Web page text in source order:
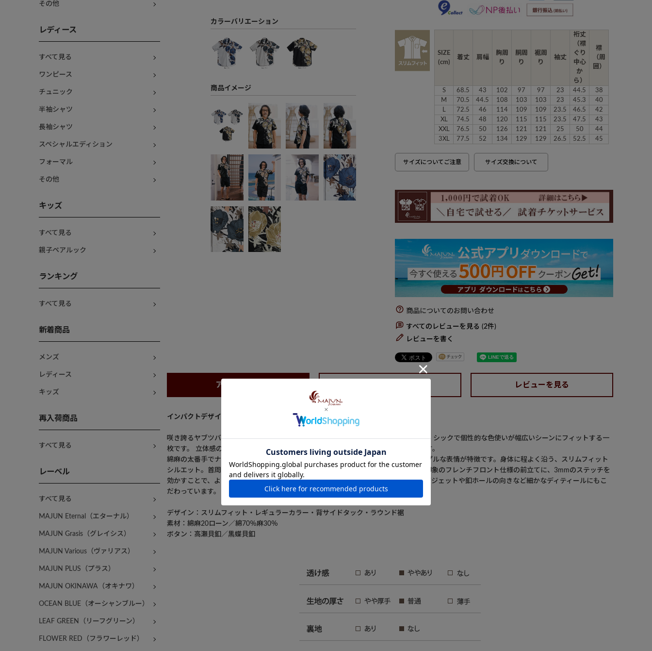
その他
レディース
すべて見る
ワンピース
チュニック
半袖シャツ
長袖シャツ
スペシャルエディション
フォーマル
その他
キッズ
すべて見る
親子ペアルック
ランキング
すべて見る
新着商品
メンズ
レディース
キッズ
再入荷商品
すべて見る
レーベル
すべて見る
MAJUN Eternal（エターナル）
MAJUN Grasis（グレイシス）
MAJUN Various（ヴァリアス）
MAJUN PLUS（プラス）
MAJUN OKINAWA（オキナワ）
OCEAN BLUE（オーシャンブルー）
LEAF GREEN（リーフグリーン）
FLOWER RED（フラワーレッド）
カラーバリエーション
商品イメージ
SIZE
(cm)
着丈 肩幅
胸周
り
胴周
り
裾周
り
袖丈
裄丈
（襟
ぐり
中心
か
ら）
襟
（周
囲）
S 68.5 43 102 97 97 23 44.5
38
M
70.5 44.5 108 103 103 23 45.3
40
L
72.5 46 114 109 109 23.5 46.5
42
XL
74.5 48 120 115 115 23.5 47.5
43
XXL
76.5 50 126 121 121 25 50
44
3XL
77.5 52 134 129 129 26.5 52.5 45
サイズについてご注意 サイズ交換について
商品についてのお問い合わせ
すべてのレビューを見る
2
レビューを書く
アイテム説明 レビューを見る
インパクトデザインで顔映え抜群 シックに着こなす大人の花柄
咲き誇るヤブツバキをメインモチーフに、左裾から右肩にかけてダイナミックに配置。 シックで個性的な色使いが幅広いシーンにフィットする一
枚です。 立体感のある生き生きとしたモチーフが着る人の表情も明るく見せてくれます。
綿麻の太番手でナチュラル感のあるしっかりした素材感。20番手の糸で織り上げシンプルな表情が特徴です。身体に程よく沿う、スリムフィット
シルエット。首周りをスッキリと見せる小襟のレギュラーカラーとスタイリッシュな印象のフレンチフロント仕様の前立てに、3mmのステッチを
効かすことで、より繊細な雰囲気に仕上げました。袖ぐりや脇は巻伏せ縫い、脇裾のガジェットや釦ホールの向きなど細かなディティールにもこ
だわっています。
デザイン：スリムフィット・レギュラーカラー・背サイドタック・ラウンド裾
素材：綿麻20ローン／綿70％麻30％
ボタン：高瀬貝釦／黒蝶貝釦